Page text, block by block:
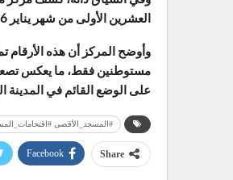
العشرين الأولى من شهر يناير 2026، بمعدل يومي يقارب 400 مستوطن.
مستوطنين فقط، ما يعكس
على الوضع القائم في المدينة
#المسجد_الأقصى
Share
Facebook